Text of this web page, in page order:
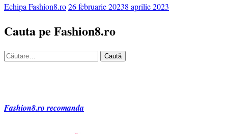
Echipa Fashion8.ro26 februarie 20238 aprilie 2023
Cauta pe Fashion8.ro
Caută
Fashion8.ro recomanda